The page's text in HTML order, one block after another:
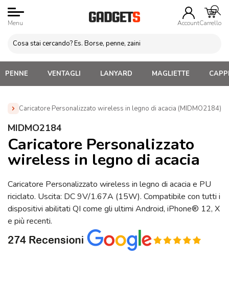
Menu AccountCarrello
PENNE VENTAGLI LANYARD MAGLIETTE
Caricatore Personalizzato wireless in legno di acacia (MIDMO2184)
Home » Gadget Tecnologici Personalizzati
wireless in legno di acacia (MIDMO2184)
MIDMO2184
Caricatore Personalizzato
wireless in legno di acacia
Caricatore Personalizzato wireless in legno di acacia e PU
riciclato. Uscita: DC 9V/1.67A (15W). Compatibile con tutti i
dispositivi abilitati QI come gli ultimi Android, iPhone® 12, X
e più recenti.